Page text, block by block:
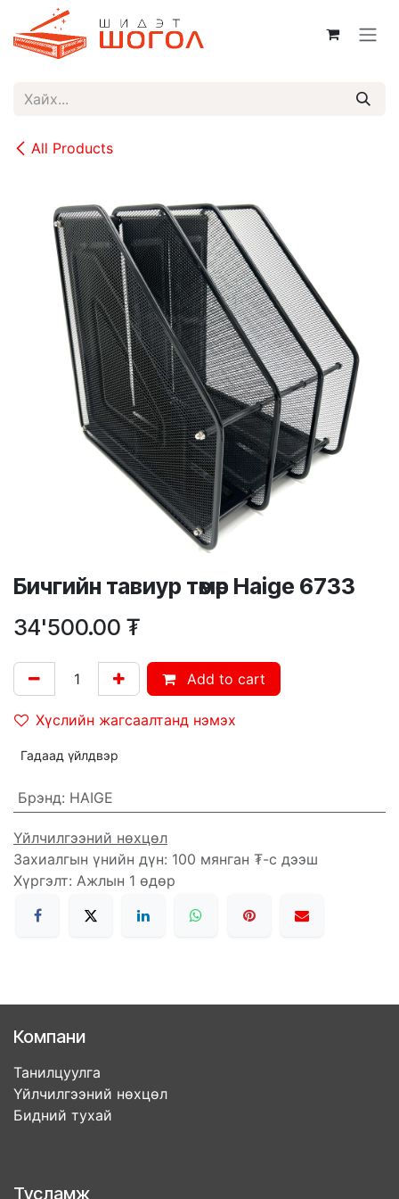
Skip to Content
All Products
Бичгийн тавиур төмөр Haige 6733
34'500.00 ₮
Add to cart
Хүслийн жагсаалтанд нэмэх
Гадаад үйлдвэр
Брэнд: HAIGE
Үйлчилгээний нөхцөл
Захиалгын үнийн дүн: 100 мянган ₮-с дээш
Хүргэлт: Ажлын 1 өдөр
Компани
Танилцуулга
Үйлчилгээний нөхцөл
Бидний тухай
Тусламж